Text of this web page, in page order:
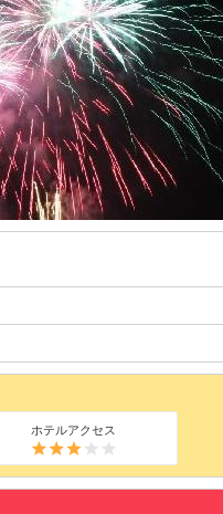
ホテルアクセス